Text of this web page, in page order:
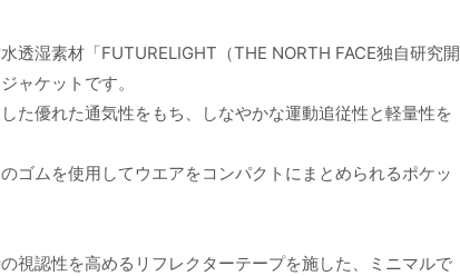
透湿素材「FUTURELIGHT（THE NORTH FACE独自研究開
ャケットです。
た優れた通気性をもち、しなやかな運動追従性と軽量性を
ゴムを使用してウエアをコンパクトにまとめられるポケッ
視認性を高めるリフレクターテープを施した、ミニマルで